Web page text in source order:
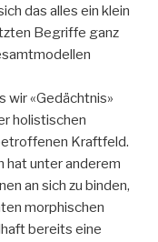
das alles ein klein
Begriffe ganz
wir «Gedächtnis»
holistischen
Kraftfeld.
hat unter anderem
an sich zu binden,
morphischen
bereits eine